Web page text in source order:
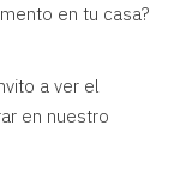
en tu casa?
a ver el
en nuestro